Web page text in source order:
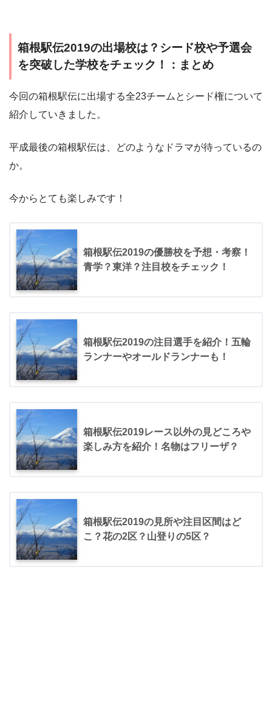
箱根駅伝2019の出場校は？シード校や予選会
を突破した学校をチェック！：まとめ
今回の箱根駅伝に出場する全23チームとシード権について
紹介していきました。
平成最後の箱根駅伝は、どのようなドラマが待っているの
か。
今からとても楽しみです！
箱根駅伝2019の優勝校を予想・考察！
青学？東洋？注目校をチェック！
箱根駅伝2019の注目選手を紹介！五輪
ランナーやオールドランナーも！
箱根駅伝2019レース以外の見どころや
楽しみ方を紹介！名物はフリーザ？
箱根駅伝2019の見所や注目区間はど
こ？花の2区？山登りの5区？